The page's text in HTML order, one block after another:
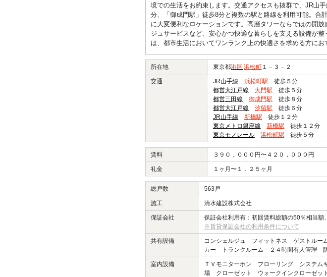
境での生活をお約束します。交通アクセスも抜群で、JR山
分、「御成門駅」徒歩8分と複数の駅と路線を利用可能。合
に大変便利なロケーションです。高層タワーならではの開
ジュサービスなど、安心かつ快適な暮らしを支える設備が
は、都市生活においてワンランク上の快適さを求める方に
所在地 東京都港区 浜松町 １－３－２
交通 JR山手線 浜松町駅 徒歩５分
都営大江戸線
大門駅 徒歩５分
都営三田線
御成門駅 徒歩８分
都営大江戸線
汐留駅 徒歩６分
JR山手線
新橋駅 徒歩１２分
東京メトロ銀座線
新橋駅 徒歩１２分
東京モノレール
浜松町駅 徒歩５分
賃料 ３９０，０００円〜４２０，０００円
礼金 １ヶ月〜１．２５ヶ月
総戸数 563戸
施工 清水建設株式会社
保証会社
保証会社利用有：初回賃料総額の50％相当額
※賃貸保証会社の利用条件について
共有設備
コンシェルジュ フィットネス ゲストル
カー トランクルーム ２４時間有人管理
室内設備
ＴＶモニターホン フローリング システ
場 クローゼット ウォークインクローゼ